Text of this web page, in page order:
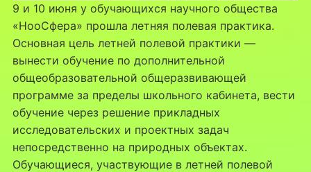
9 и 10 июня у обучающихся научного общества
«НооСфера» прошла летняя полевая практика.
Основная цель летней полевой практики —
вынести обучение по дополнительной
общеобразовательной общеразвивающей
программе за пределы школьного кабинета, вести
обучение через решение прикладных
исследовательских и проектных задач
непосредственно на природных объектах.
Обучающиеся, участвующие в летней полевой